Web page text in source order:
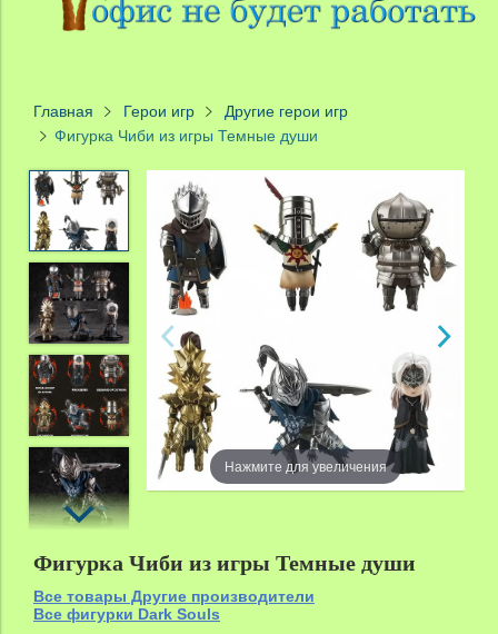
Главная Герои игр
Другие герои игр
Фигурка Чиби из игры Темные души
Нажмите для увеличения
Фигурка Чиби из игры Темные души
Все товары Другие производители
Все фигурки Dark Souls